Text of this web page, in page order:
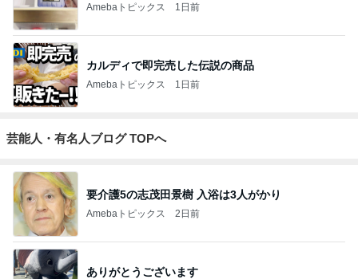
Amebaトピックス 1日前
カルディで即完売した伝説の商品
Amebaトピックス 1日前
芸能人・有名人ブログ TOPへ
要介護5の志茂田景樹 入浴は3人がかり
Amebaトピックス 2日前
ありがとうございます